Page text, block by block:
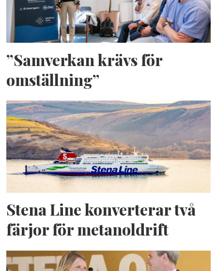
”Samverkan krävs för
omställning”
Stena Line konverterar två
färjor för metanoldrift